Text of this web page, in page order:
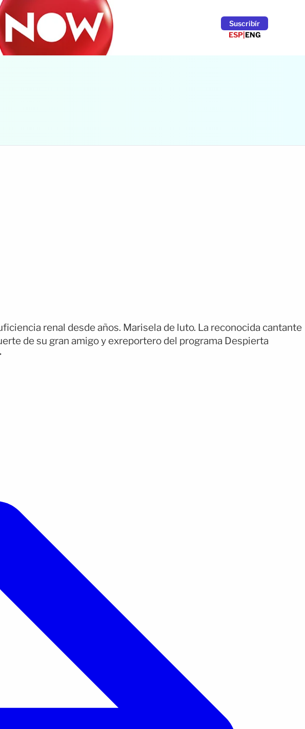
Suscribír
ESP|ENG
renal desde años. Marisela de luto. La reconocida cantante
de su gran amigo y exreportero del programa Despierta